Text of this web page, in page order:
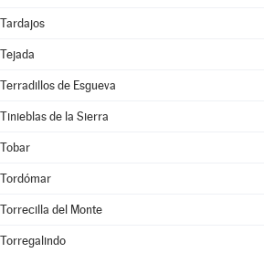
Tardajos
Tejada
Terradillos de Esgueva
Tinieblas de la Sierra
Tobar
Tordómar
Torrecilla del Monte
Torregalindo